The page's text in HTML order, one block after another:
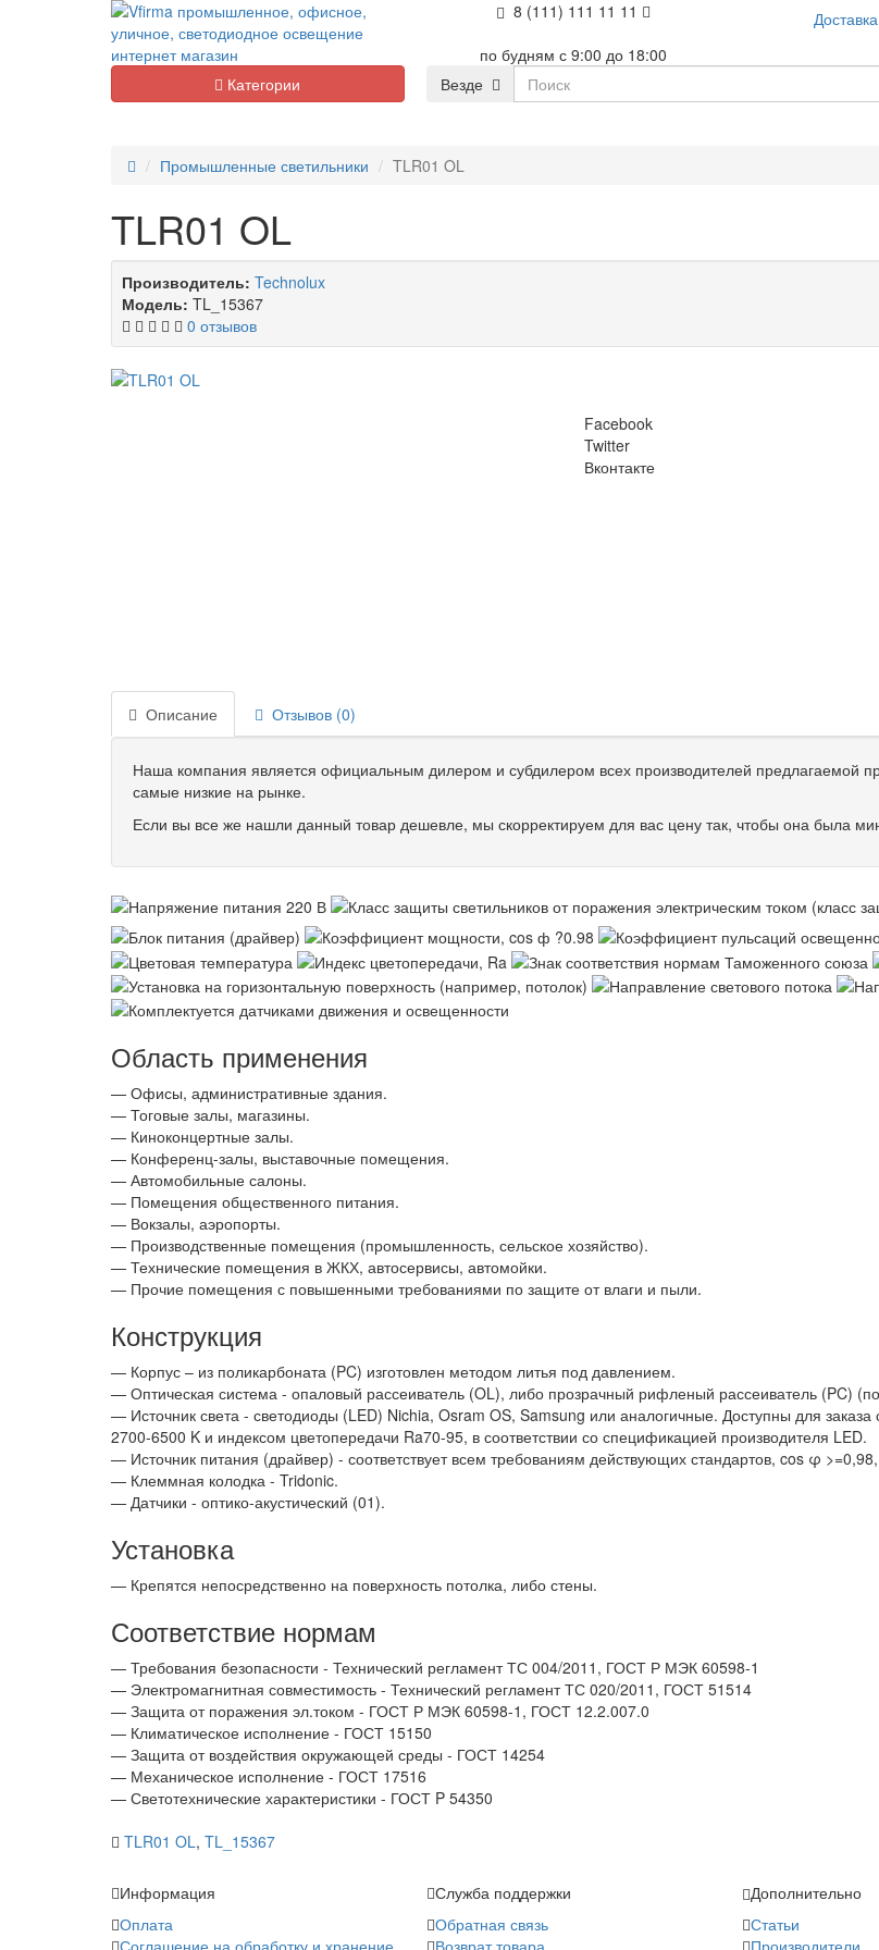
8 (111) 111 11 11
по будням с 9:00 до 18:00
Доставка
Везде
Категории
Промышленные светильники TLR01 OL
TLR01 OL
Производитель: Technolux
Модель: TL_15367
0 отзывов
Facebook
Twitter
Вконтакте
Описание Отзывов (0)
Наша компания является официальным дилером и субдилером всех производителей предлагаемой
самые низкие на рынке.
Если вы все же нашли данный товар дешевле, мы скорректируем для вас цену так, чтобы она была
Область применения
— Офисы, административные здания.
— Тоговые залы, магазины.
— Киноконцертные залы.
— Конференц-залы, выставочные помещения.
— Автомобильные салоны.
— Помещения общественного питания.
— Вокзалы, аэропорты.
— Производственные помещения (промышленность, сельское хозяйство).
— Технические помещения в ЖКХ, автосервисы, автомойки.
— Прочие помещения с повышенными требованиями по защите от влаги и пыли.
Конструкция
— Корпус – из поликарбоната (PC) изготовлен методом литья под давлением.
— Оптическая система - опаловый рассеиватель (OL), либо прозрачный рифленый рассеиватель (PC)
— Источник света - светодиоды (LED) Nichia, Osram OS, Samsung или аналогичные. Доступны для заказа
2700-6500 K и индексом цветопередачи Ra70-95, в соответствии со спецификацией производителя LED.
— Источник питания (драйвер) - соответствует всем требованиям действующих стандартов, cos φ
— Клеммная колодка - Tridonic.
— Датчики - оптико-акустический (01).
Установка
— Крепятся непосредственно на поверхность потолка, либо стены.
Соответствие нормам
— Требования безопасности - Технический регламент ТС 004/2011, ГОСТ Р МЭК 60598-1
— Электромагнитная совместимость - Технический регламент ТС 020/2011, ГОСТ 51514
— Защита от поражения эл.током - ГОСТ Р МЭК 60598-1, ГОСТ 12.2.007.0
— Климатическое исполнение - ГОСТ 15150
— Защита от воздействия окружающей среды - ГОСТ 14254
— Механическое исполнение - ГОСТ 17516
— Светотехнические характеристики - ГОСТ P 54350
TLR01 OL, TL_15367
Информация
Оплата
Служба поддержки
Обратная связь
Дополнительно
Статьи